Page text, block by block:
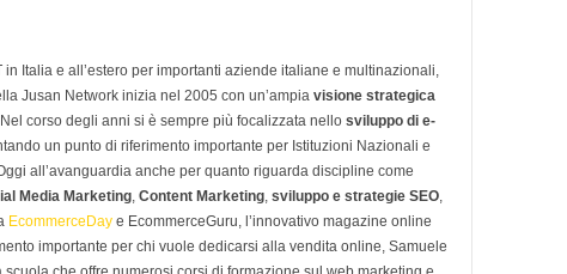
Italia e all’estero per importanti aziende italiane e multinazionali,
Jusan Network inizia nel 2005 con un’ampia visione strategica
corso degli anni si è sempre più focalizzata nello sviluppo di e-
un punto di riferimento importante per Istituzioni Nazionali e
all’avanguardia anche per quanto riguarda discipline come
Media Marketing, Content Marketing, sviluppo e strategie SEO,
EcommerceDaye EcommerceGuru, l’innovativo magazine online
importante per chi vuole dedicarsi alla vendita online, Samuele